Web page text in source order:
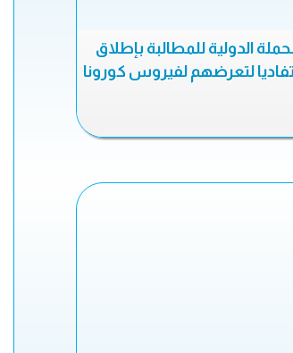
الدولية للمطالبة بإطلاق
لتعرضهم لفيروس كورونا